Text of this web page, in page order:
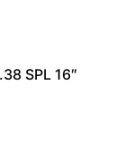
SPL 16″